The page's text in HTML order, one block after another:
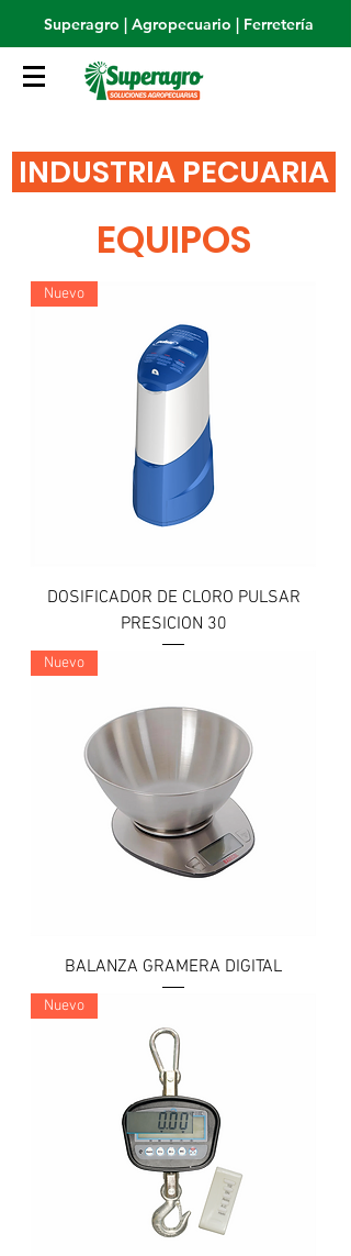
Superagro | Agropecuario | Ferretería
INDUSTRIA PECUARIA
Nuevo
DOSIFICADOR DE CLORO PULSAR
PRESICION 30
Nuevo
BALANZA GRAMERA DIGITAL
Nuevo
EQUIPOS